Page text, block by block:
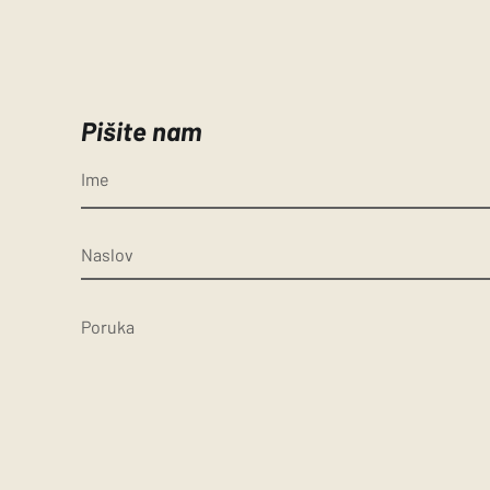
Pišite nam
Ime
Naslov
Poruka